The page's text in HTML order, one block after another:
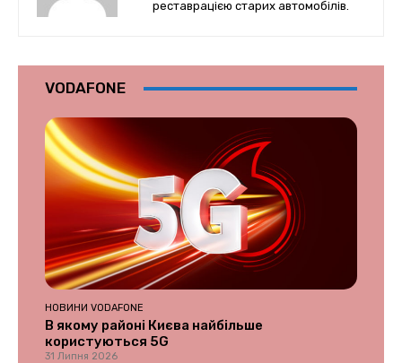
реставрацією старих автомобілів.
VODAFONE
НОВИНИ VODAFONE
В якому районі Києва найбільше
користуються 5G
31 Липня 2026